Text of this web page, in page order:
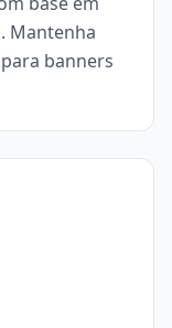
Mantenha
banners